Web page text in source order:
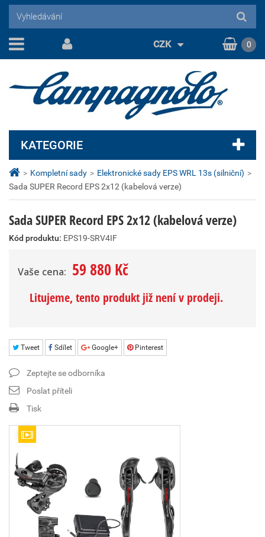
> Kompletní sady > Elektronické sady EPS WRL 13s (silniční) >
Sada SUPER Record EPS 2x12 (kabelová verze)
Sada SUPER Record EPS 2x12 (kabelová verze)
Kód produktu: EPS19-SRV4IF
Vaše cena: 59 880 Kč
Litujeme, tento produkt již není v prodeji.
Tweet Sdílet Google+ Pinterest
Zeptejte se odborníka
Poslat příteli
Tisk
KATEGORIE
CZK 0